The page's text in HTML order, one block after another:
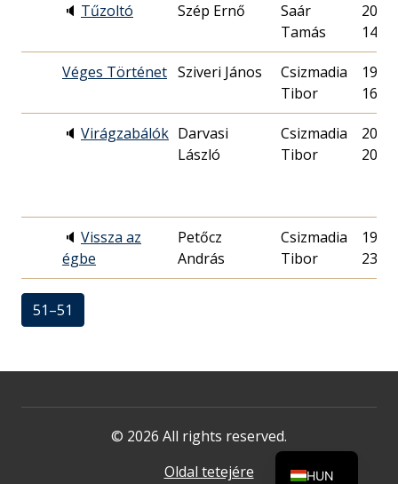
🔈 Tűzoltó Szép Ernő
Saár
Tamás
14.
Véges Történet Sziveri János
Csizmadia
Tibor
16.
🔈 Virágzabálók Darvasi
László
Csizmadia
Tibor
20.
🔈 Vissza az
égbe
Petőcz
András
Csizmadia
Tibor
23.
51–51
© 2026 All rights reserved.
Oldal tetejére
HUN